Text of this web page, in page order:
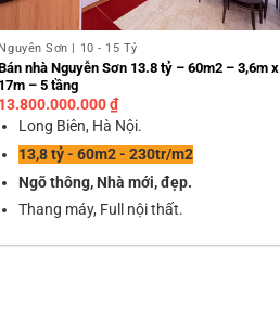
Nguyễn Sơn | 10 - 15 Tỷ
nhà Nguyễn Sơn 13.8 tỷ – 60m2 – 3,6m x
17m – 5 tầng
13.800.000.000₫
Long Biên, Hà Nội.
13,8 tỷ - 60m2 - 230tr/m2
Ngõ thông, Nhà mới, đẹp.
Thang máy, Full nội thất.